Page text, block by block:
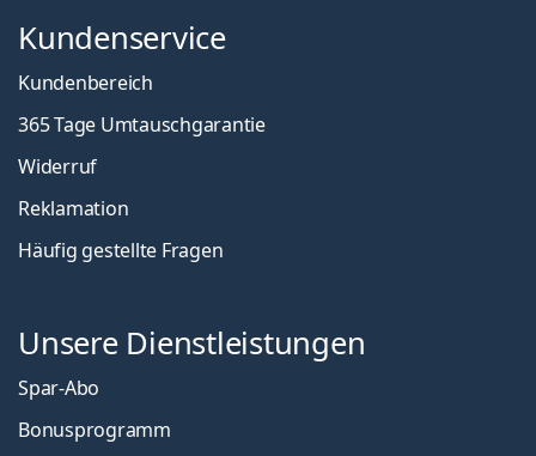
Kundenservice
Kundenbereich
365 Tage Umtauschgarantie
Widerruf
Reklamation
Häufig gestellte Fragen
Unsere Dienstleistungen
Spar-Abo
Bonusprogramm